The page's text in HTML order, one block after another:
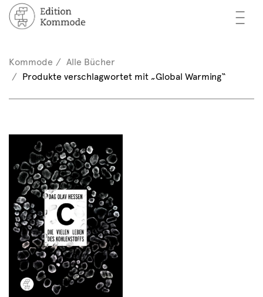
—
—
—
/ Registrieren
(0)
Kommode
Alle Bücher
Produkte verschlagwortet mit „Global Warming“